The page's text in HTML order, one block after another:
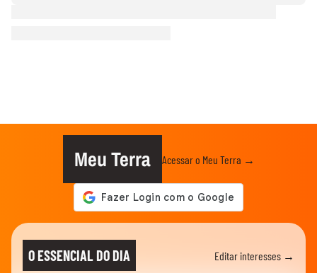
Meu Terra Acessar o Meu Terra →
O ESSENCIAL DO DIA Editar interesses →